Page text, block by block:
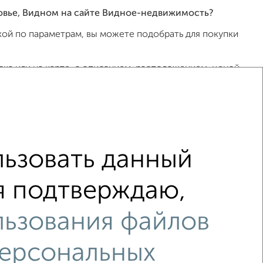
Видном на сайте Видное-недвижимость?
по параметрам, вы можете подобрать для покупки
или на карте, с описанием, расположением, ценой
ВТБ, Альфа-Банк, Россельхозбанк,
000 рублей сроком до 30 лет.
данный
подтверждаю,
файлов